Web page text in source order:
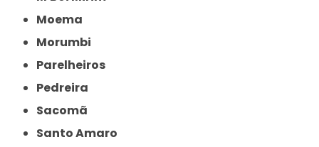
Moema
Morumbi
Parelheiros
Pedreira
Sacomã
Santo Amaro